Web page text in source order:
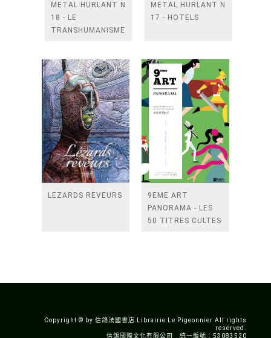
METAL HURLANT N
18 - LE
TRANSHUMANISME
METAL HURLANT N
17 - HOTELS
LEZARDS REVEURS
9EME ART
PANORAMA - LES
50 TITRES CULTES
Copyright © by 信鴿法國書店 Librairie Le Pigeonnier All rights
reserved.
信鴿國際文化有限公司 統一編號：53083520